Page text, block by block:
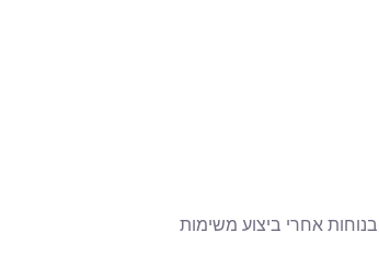
אחרי ביצוע משימות